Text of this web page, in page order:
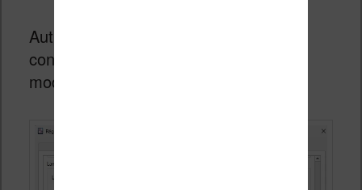
Autre élément très important de la
configuration du plugin : la version du
modèle utilisé.